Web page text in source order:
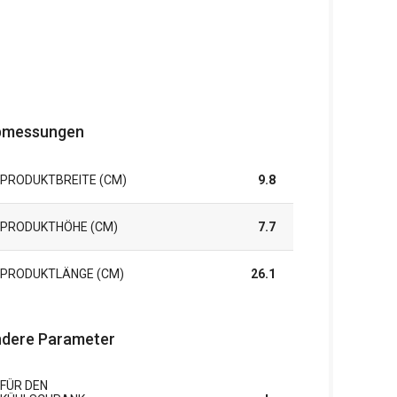
PRODUKTBREITE (CM) 9.8
PRODUKTHÖHE (CM) 7.7
PRODUKTLÄNGE (CM) 26.1
Parameter
FÜR DEN